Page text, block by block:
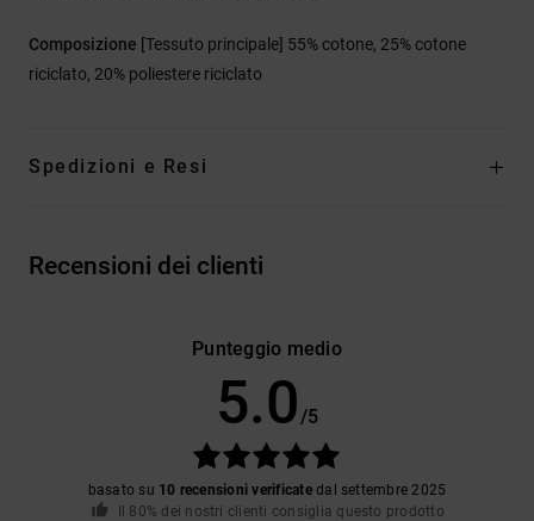
Composizione [Tessuto principale] 55% cotone, 25% cotone
riciclato, 20% poliestere riciclato
Spedizioni e Resi
Recensioni dei clienti
Punteggio medio
5.0 /5
basato su 10 recensioni verificatedal settembre 2025
Il 80% dei nostri clienti consiglia questo prodotto